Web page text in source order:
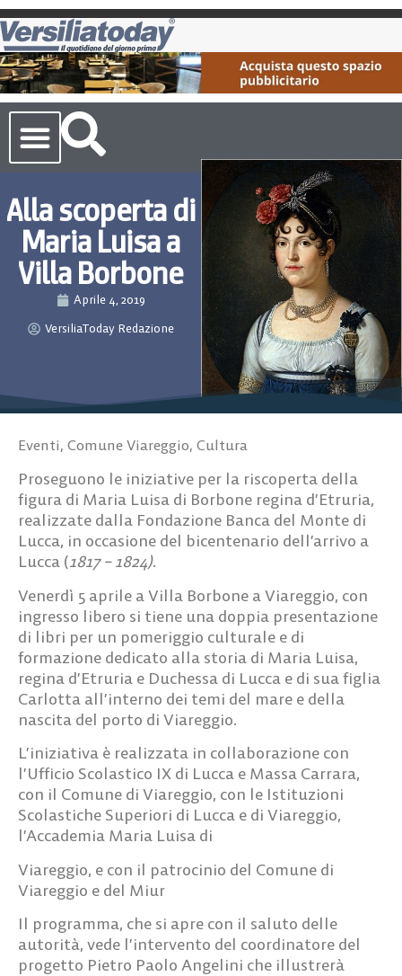
Alla scoperta di
Maria Luisa a
Villa Borbone
Aprile 4, 2019
VersiliaToday Redazione
Eventi, Comune Viareggio, Cultura
Proseguono le iniziative per la riscoperta della
figura di Maria Luisa di Borbone regina d’Etruria,
realizzate dalla Fondazione Banca del Monte di
Lucca, in occasione del bicentenario dell’arrivo a
Lucca (1817 – 1824).
Venerdì 5 aprile aVilla Borbone a Viareggio, con
ingresso libero si tiene una doppia presentazione
di libri per un pomeriggio culturale e di
formazione dedicato alla storia di Maria Luisa,
regina d’Etruria e Duchessa di Lucca e di sua figlia
Carlotta all’interno dei temi del mare e della
nascita del porto di Viareggio.
L’iniziativa è realizzata in collaborazione con
l’Ufficio Scolastico IX di Lucca e Massa Carrara,
con il Comune di Viareggio, con le Istituzioni
Scolastiche Superiori di Lucca e di Viareggio,
l’Accademia Maria Luisa di
Viareggio, e con il patrocinio del Comune di
Viareggio e del Miur
Il programma, che si apre con il saluto delle
autorità, vede l’intervento del coordinatore del
progetto Pietro Paolo Angelini che illustrerà